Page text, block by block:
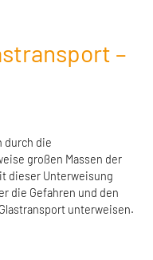
–
durch die
großen Massen der
dieser Unterweisung
die Gefahren und den
unterweisen.